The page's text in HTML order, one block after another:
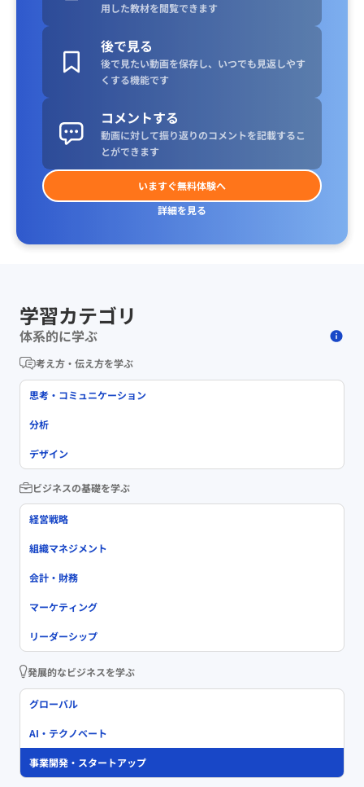
用した教材を閲覧できます
後で見る
後で見たい動画を保存し、いつでも見返しやす
くする機能です
コメントする
動画に対して振り返りのコメントを記載するこ
とができます
いますぐ無料体験へ
詳細を見る
学習カテゴリ
体系的に学ぶ
考え方・伝え方を学ぶ
思考・コミュニケーション
分析
デザイン
ビジネスの基礎を学ぶ
経営戦略
組織マネジメント
会計・財務
マーケティング
リーダーシップ
発展的なビジネスを学ぶ
グローバル
AI・テクノベート
事業開発・スタートアップ